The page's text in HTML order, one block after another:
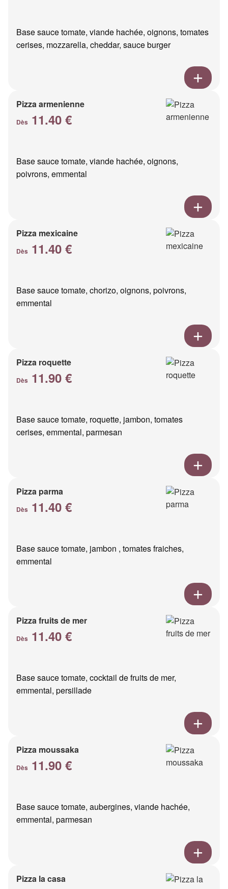
Base sauce tomate, viande hachée, oignons, tomates
cerises, mozzarella, cheddar, sauce burger
Pizza armenienne
Dès 11.40 €
Base sauce tomate, viande hachée, oignons,
poivrons, emmental
Pizza mexicaine
Dès 11.40 €
Base sauce tomate, chorizo, oignons, poivrons,
emmental
Pizza roquette
Dès 11.90 €
Base sauce tomate, roquette, jambon, tomates
cerises, emmental, parmesan
Pizza parma
Dès 11.40 €
Base sauce tomate, jambon , tomates fraiches,
emmental
Pizza fruits de mer
Dès 11.40 €
Base sauce tomate, cocktail de fruits de mer,
emmental, persillade
Pizza moussaka
Dès 11.90 €
Base sauce tomate, aubergines, viande hachée,
emmental, parmesan
Pizza la casa